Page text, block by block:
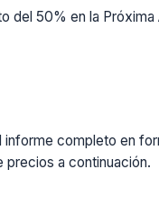
del 50% en la Próxima
completo en
precios a continuación.